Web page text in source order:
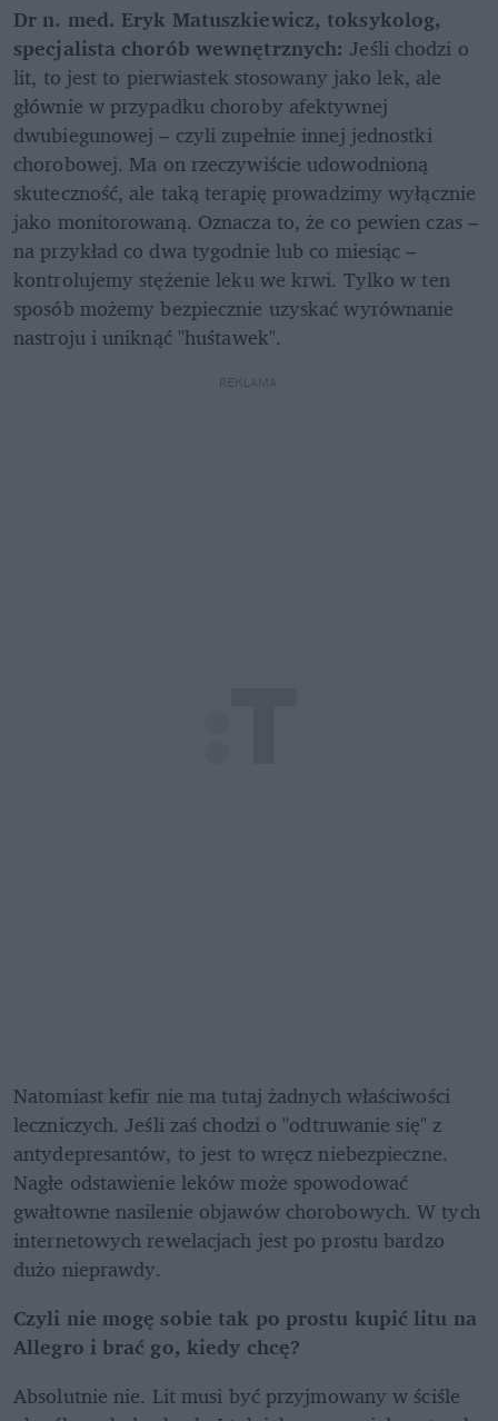
Dr n. med. Eryk Matuszkiewicz, toksykolog,
specjalista chorób wewnętrznych: Jeśli chodzi o
lit, to jest to pierwiastek stosowany jako lek, ale
głównie w przypadku choroby afektywnej
dwubiegunowej – czyli zupełnie innej jednostki
chorobowej. Ma on rzeczywiście udowodnioną
skuteczność, ale taką terapię prowadzimy wyłącznie
jako monitorowaną. Oznacza to, że co pewien czas –
na przykład co dwa tygodnie lub co miesiąc –
kontrolujemy stężenie leku we krwi. Tylko w ten
sposób możemy bezpiecznie uzyskać wyrównanie
nastroju i uniknąć "huśtawek".
REKLAMA
Natomiast kefir nie ma tutaj żadnych właściwości
leczniczych. Jeśli zaś chodzi o "odtruwanie się" z
antydepresantów, to jest to wręcz niebezpieczne.
Nagłe odstawienie leków może spowodować
gwałtowne nasilenie objawów chorobowych. W tych
internetowych rewelacjach jest po prostu bardzo
dużo nieprawdy.
Czyli nie mogę sobie tak po prostu kupić litu na
Allegro i brać go, kiedy chcę?
Absolutnie nie. Lit musi być przyjmowany w ściśle